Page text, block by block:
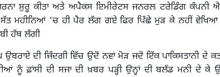
ਸ਼ੁਰੂ ਕੀਤਾ ਅਤੇ ਅਪੈਕਸ ਇਮੀਰੇਟਸ ਜਨਰਲ ਟਰੇਡਿੰਗ ਕੰਪਨੀ
ਮਹੀਨਿਆਂ ‘ਚ ਹੀ ਪੈਰ ਲੱਗ ਗਏ ਫਿਰ ਪਿੱਛੇ ਮੁੜ ਕੇ ਨਹੀਂ ਵੇਖਿਆ
ਹੱਥ ਲੱਗੀ
ਉਬਰਾਏ ਦੀ ਜਿੰਦਗੀ ਵਿੱਚ ਉਦੋਂ ਨਵਾਂ ਮੋੜ ਜਦੋਂ ਇੱਕ ਪਾਕਿਸਤਾਨੀ ਦੇ
ਨੂੰ ਫ਼ਾਂਸੀ ਦੀ ਸਜਾ ਦੀ ਖ਼ਬਰ ਪੜ੍ਹੀ ਉਨ੍ਹਾਂ ਦੀ ਬਲੱਡ ਮਨੀ ਦੇ ਕੇ